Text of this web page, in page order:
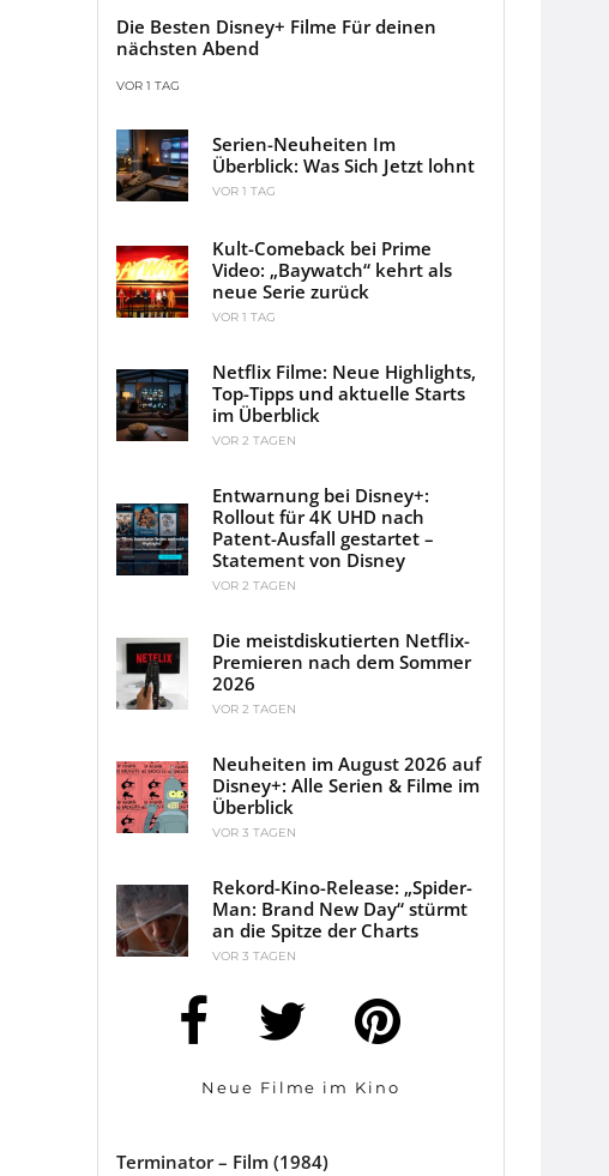
Die Besten Disney+ Filme Für deinen
nächsten Abend
VOR 1 TAG
Serien-Neuheiten Im
Überblick: Was Sich Jetzt lohnt
VOR 1 TAG
Kult-Comeback bei Prime
Video: „Baywatch“ kehrt als
neue Serie zurück
VOR 1 TAG
Netflix Filme: Neue Highlights,
Top-Tipps und aktuelle Starts
im Überblick
VOR 2 TAGEN
Entwarnung bei Disney+:
Rollout für 4K UHD nach
Patent-Ausfall gestartet –
Statement von Disney
VOR 2 TAGEN
Die meistdiskutierten Netflix-
Premieren nach dem Sommer
2026
VOR 2 TAGEN
Neuheiten im August 2026 auf
Disney+: Alle Serien & Filme im
Überblick
VOR 3 TAGEN
Rekord-Kino-Release: „Spider-
Man: Brand New Day“ stürmt
an die Spitze der Charts
VOR 3 TAGEN
Neue Filme im Kino
Terminator – Film (1984)